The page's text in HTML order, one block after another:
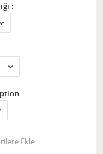
:
:
Ekle